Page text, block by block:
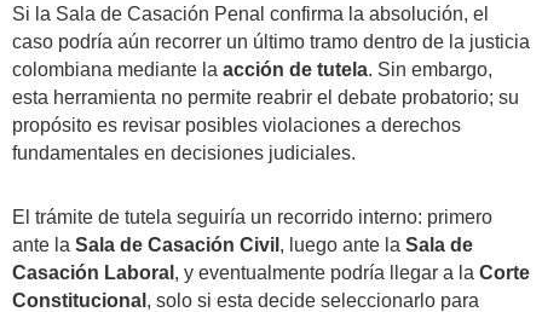
Si la Sala de Casación Penal confirma la absolución, el
caso podría aún recorrer un último tramo dentro de la justicia
colombiana mediante la acción de tutela. Sin embargo,
esta herramienta no permite reabrir el debate probatorio; su
propósito es revisar posibles violaciones a derechos
fundamentales en decisiones judiciales.
El trámite de tutela seguiría un recorrido interno: primero
ante la Sala de Casación Civil , luego ante la Sala de
Casación Laboral , y eventualmente podría llegar a la Corte
Constitucional , solo si esta decide seleccionarlo para